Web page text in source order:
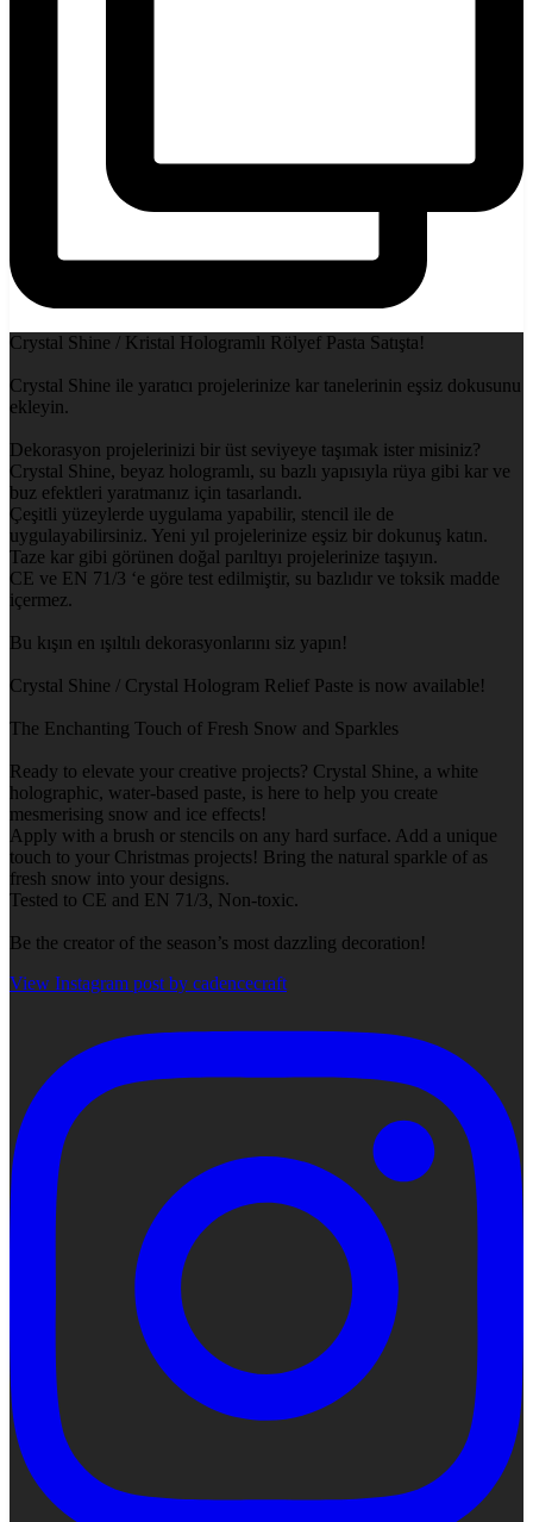
Crystal Shine / Kristal Hologramlı Rölyef Pasta Satışta!
Crystal Shine ile yaratıcı projelerinize kar tanelerinin eşsiz dokusunu
ekleyin.
Dekorasyon projelerinizi bir üst seviyeye taşımak ister misiniz?
Crystal Shine, beyaz hologramlı, su bazlı yapısıyla rüya gibi kar ve
buz efektleri yaratmanız için tasarlandı.
Çeşitli yüzeylerde uygulama yapabilir, stencil ile de
uygulayabilirsiniz. Yeni yıl projelerinize eşsiz bir dokunuş katın.
Taze kar gibi görünen doğal parıltıyı projelerinize taşıyın.
CE ve EN 71/3 ‘e göre test edilmiştir, su bazlıdır ve toksik madde
içermez.
Bu kışın en ışıltılı dekorasyonlarını siz yapın!
Crystal Shine / Crystal Hologram Relief Paste is now available!
The Enchanting Touch of Fresh Snow and Sparkles
Ready to elevate your creative projects? Crystal Shine, a white
holographic, water-based paste, is here to help you create
mesmerising snow and ice effects!
Apply with a brush or stencils on any hard surface. Add a unique
touch to your Christmas projects! Bring the natural sparkle of as
fresh snow into your designs.
Tested to CE and EN 71/3, Non-toxic.
Be the creator of the season’s most dazzling decoration!
View Instagram post by cadencecraft